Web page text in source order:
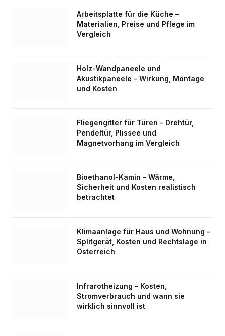
Arbeitsplatte für die Küche –
Materialien, Preise und Pflege im
Vergleich
Holz-Wandpaneele und
Akustikpaneele – Wirkung, Montage
und Kosten
Fliegengitter für Türen – Drehtür,
Pendeltür, Plissee und
Magnetvorhang im Vergleich
Bioethanol-Kamin – Wärme,
Sicherheit und Kosten realistisch
betrachtet
Klimaanlage für Haus und Wohnung –
Splitgerät, Kosten und Rechtslage in
Österreich
Infrarotheizung – Kosten,
Stromverbrauch und wann sie
wirklich sinnvoll ist